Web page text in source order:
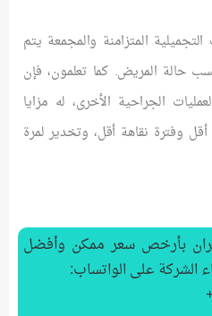
المتزامنة والمجمعة يتم
المريض. كما تعلمون، فإن
الجراحية الأخرى، له مزايا
وفترة نقاهة أقل، وتخدير لمرة
بأرخص سعر ممكن وأفضل
على الواتساب: